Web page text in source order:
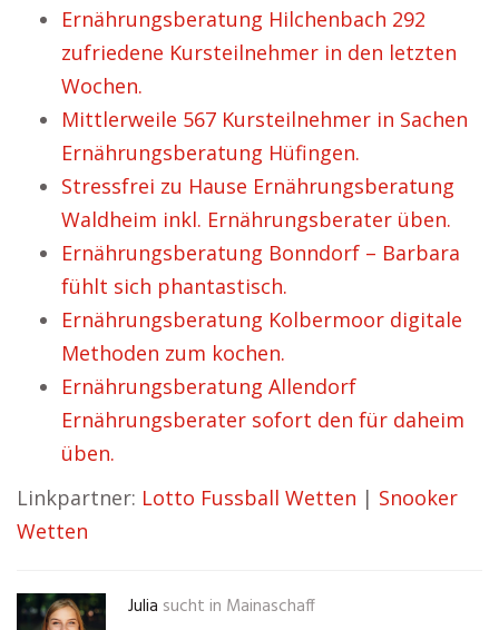
Ernährungsberatung Hilchenbach 292
zufriedene Kursteilnehmer in den letzten
Wochen.
Mittlerweile 567 Kursteilnehmer in Sachen
Ernährungsberatung Hüfingen.
Stressfrei zu Hause Ernährungsberatung
Waldheim inkl. Ernährungsberater üben.
Ernährungsberatung Bonndorf – Barbara
fühlt sich phantastisch.
Ernährungsberatung Kolbermoor digitale
Methoden zum kochen.
Ernährungsberatung Allendorf
Ernährungsberater sofort den für daheim
üben.
Linkpartner: Lotto Fussball Wetten | Snooker
Wetten
Julia sucht in Mainaschaff